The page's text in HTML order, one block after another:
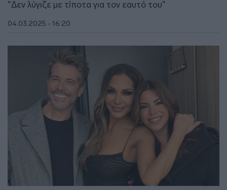
"Δεν λύγιζε με τίποτα για τον εαυτό του"
04.03.2025 - 16:20